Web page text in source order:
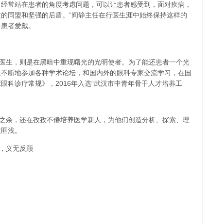
常站在患者的角度考虑问题，可以让患者感受到，面对疾病，
同盟和坚强的后盾。”阎静主任在行医生涯中始终保持这样的
者爱戴。
生，则是在黑暗中重现曙光的光明使者。为了能还患者一个光
断地参加各种学术论坛，和国内外的眼科专家交流学习，在国
科诊疗常规》，2016年入选“武汉市中青年骨干人才培养工
余，还在孜孜不倦培养医学新人，为他们创造分析、探索、理
浅。
义无反顾